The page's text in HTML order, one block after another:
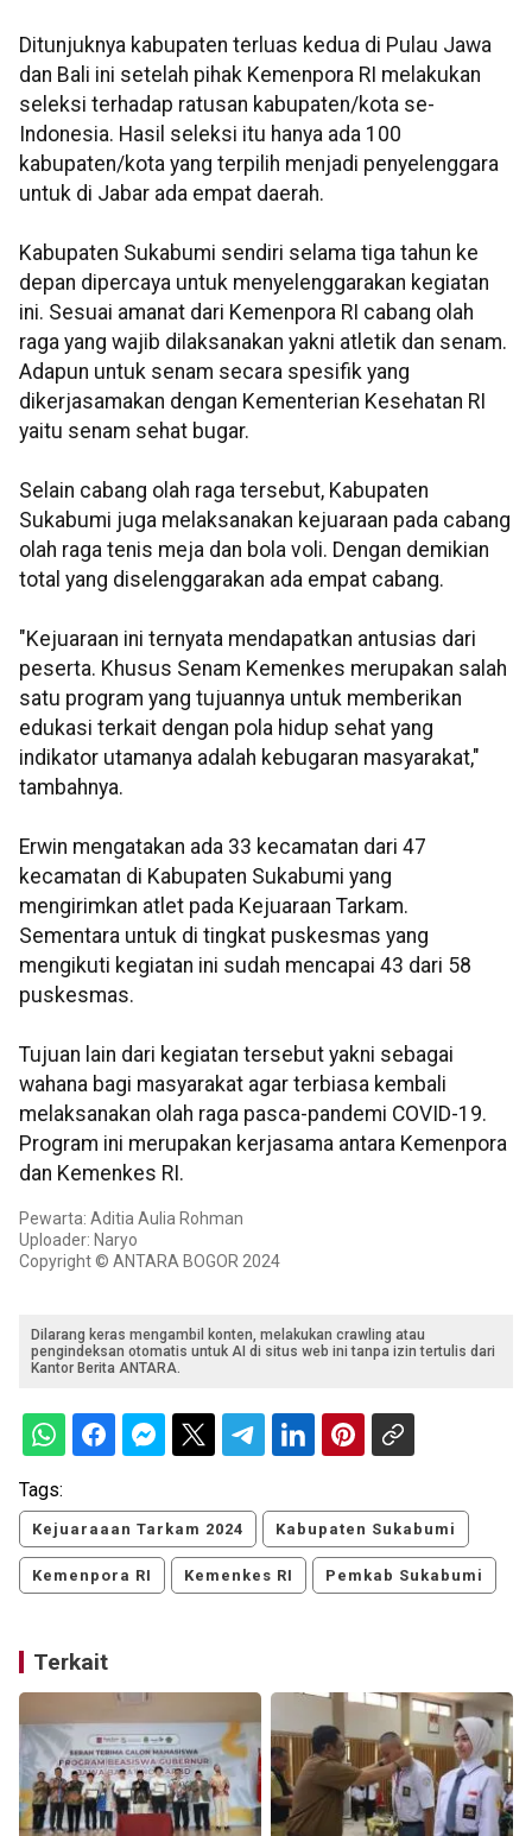
Ditunjuknya kabupaten terluas kedua di Pulau Jawa
dan Bali ini setelah pihak Kemenpora RI melakukan
seleksi terhadap ratusan kabupaten/kota se-
Indonesia. Hasil seleksi itu hanya ada 100
kabupaten/kota yang terpilih menjadi penyelenggara
untuk di Jabar ada empat daerah.
Kabupaten Sukabumi sendiri selama tiga tahun ke
depan dipercaya untuk menyelenggarakan kegiatan
ini. Sesuai amanat dari Kemenpora RI cabang olah
raga yang wajib dilaksanakan yakni atletik dan senam.
Adapun untuk senam secara spesifik yang
dikerjasamakan dengan Kementerian Kesehatan RI
yaitu senam sehat bugar.
Selain cabang olah raga tersebut, Kabupaten
Sukabumi juga melaksanakan kejuaraan pada cabang
olah raga tenis meja dan bola voli. Dengan demikian
total yang diselenggarakan ada empat cabang.
"Kejuaraan ini ternyata mendapatkan antusias dari
peserta. Khusus Senam Kemenkes merupakan salah
satu program yang tujuannya untuk memberikan
edukasi terkait dengan pola hidup sehat yang
indikator utamanya adalah kebugaran masyarakat,"
tambahnya.
Erwin mengatakan ada 33 kecamatan dari 47
kecamatan di Kabupaten Sukabumi yang
mengirimkan atlet pada Kejuaraan Tarkam.
Sementara untuk di tingkat puskesmas yang
mengikuti kegiatan ini sudah mencapai 43 dari 58
puskesmas.
Tujuan lain dari kegiatan tersebut yakni sebagai
wahana bagi masyarakat agar terbiasa kembali
melaksanakan olah raga pasca-pandemi COVID-19.
Program ini merupakan kerjasama antara Kemenpora
dan Kemenkes RI.
Pewarta: Aditia Aulia Rohman
Uploader: Naryo
Copyright © ANTARA BOGOR 2024
Dilarang keras mengambil konten, melakukan crawling atau
pengindeksan otomatis untuk AI di situs web ini tanpa izin tertulis dari
Kantor Berita ANTARA.
Tags:
Kejuaraaan Tarkam 2024 Kabupaten Sukabumi
Kemenpora RI Kemenkes RI Pemkab Sukabumi
Terkait